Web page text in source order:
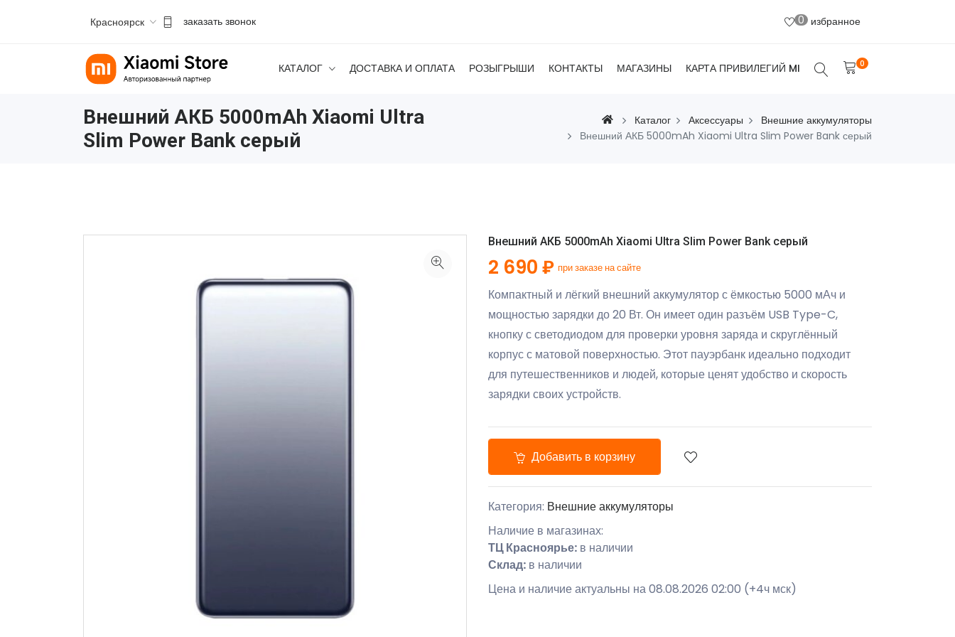
Красноярск заказать звонок 0 избранное
КАТАЛОГ ДОСТАВКА И ОПЛАТА РОЗЫГРЫШИ КОНТАКТЫ МАГАЗИНЫ КАРТА ПРИВИЛЕГИЙ MI 0
Внешний АКБ 5000mAh Xiaomi Ultra
Slim Power Bank серый
Каталог Аксессуары
Внешние аккумуляторы
Внешний АКБ 5000mAh Xiaomi Ultra Slim Power Bank серый
Внешний АКБ 5000mAh Xiaomi Ultra Slim Power Bank серый
2 690 ₽ при заказе на сайте
Компактный и лёгкий внешний аккумулятор с ёмкостью 5000 мАч и
мощностью зарядки до 20 Вт. Он имеет один разъём USB Type-C,
кнопку с светодиодом для проверки уровня заряда и скруглённый
корпус с матовой поверхностью. Этот пауэрбанк идеально подходит
для путешественников и людей, которые ценят удобство и скорость
зарядки своих устройств.
Добавить в корзину
Категория: Внешние аккумуляторы
Наличие в магазинах:
ТЦ Красноярье: в наличии
Склад: в наличии
Цена и наличие актуальны на 08.08.2026 02:00 (+4ч мск)